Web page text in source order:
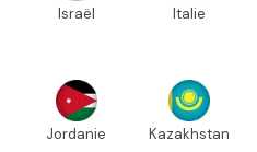
Israël Italie
Jordanie Kazakhstan